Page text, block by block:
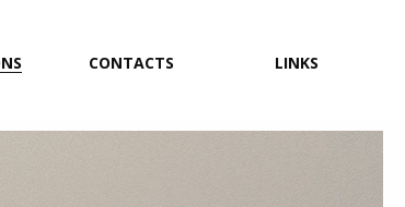
CONTACTS LINKS